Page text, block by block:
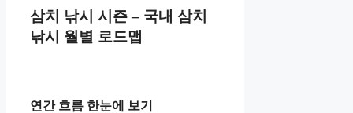
삼치 낚시 시즌 – 국내 삼치
낚시 월별 로드맵
연간 흐름 한눈에 보기